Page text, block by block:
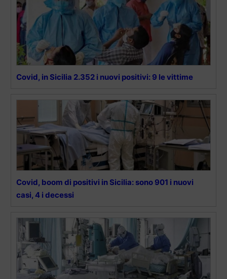
Covid, in Sicilia 2.352 i nuovi positivi: 9 le vittime
Covid, boom di positivi in Sicilia: sono 901 i nuovi
casi, 4 i decessi